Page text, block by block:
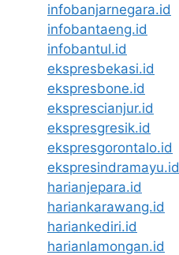
infobanjarnegara.id
infobantaeng.id
infobantul.id
ekspresbekasi.id
ekspresbone.id
eksprescianjur.id
ekspresgresik.id
ekspresgorontalo.id
ekspresindramayu.id
harianjepara.id
hariankarawang.id
hariankediri.id
harianlamongan.id